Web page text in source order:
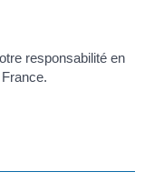
responsabilité en